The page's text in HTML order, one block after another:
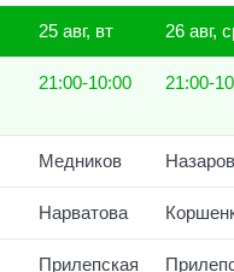
25 авг, вт 26 авг,
21:00-10:00 21:00-
Медников
Нарватова
Прилепская